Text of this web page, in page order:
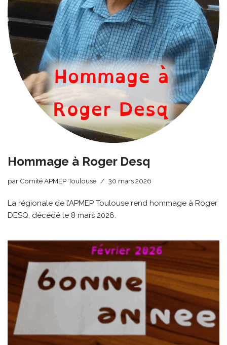
Hommage à Roger Desq
par Comité APMEP Toulouse 30 mars 2026
La régionale de l’APMEP Toulouse rend hommage à Roger
DESQ, décédé le 8 mars 2026.